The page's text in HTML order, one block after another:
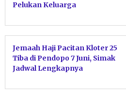
Pelukan Keluarga
Jemaah Haji Pacitan Kloter 25
Tiba di Pendopo 7 Juni, Simak
Jadwal Lengkapnya